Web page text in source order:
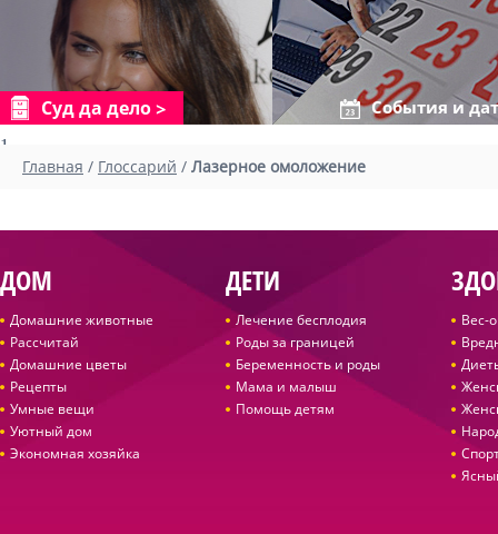
Суд да дело События и
1
Главная / Глоссарий / Лазерное омоложение
ДОМ
Домашние животные
Рассчитай
Домашние цветы
Рецепты
Умные вещи
Уютный дом
Экономная хозяйка
ДЕТИ
Лечение бесплодия
Роды за границей
Беременность и роды
Мама и малыш
Помощь детям
Вес-